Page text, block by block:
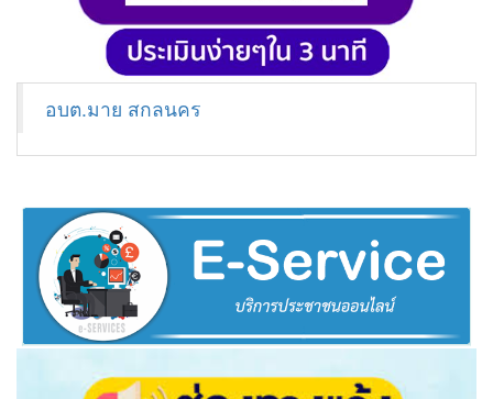
อบต.มาย สกลนคร